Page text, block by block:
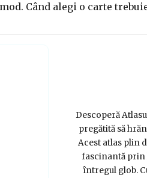
Când alegi o carte
Descoperă
pregătită să
Acest atlas plin
fascinantă prin
întregul glob.